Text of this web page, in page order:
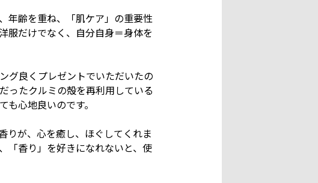
年齢を重ね、「肌ケア」の重要性
服だけでなく、自分自身＝身体を
グ良くプレゼントでいただいたの
ったクルミの殻を再利用している
心地良いのです。
りが、心を癒し、ほぐしてくれま
「香り」を好きになれないと、使